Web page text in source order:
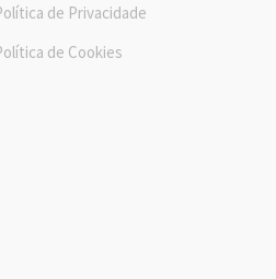
de Privacidade
de Cookies